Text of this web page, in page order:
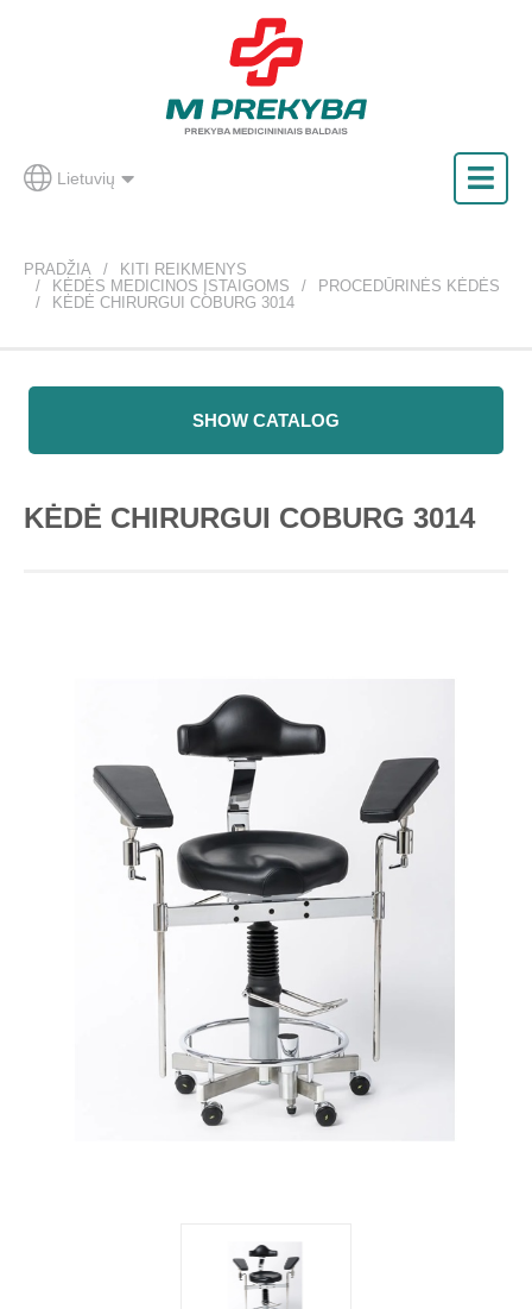
Lietuvių
PRADŽIA
KITI REIKMENYS
KĖDĖS MEDICINOS ĮSTAIGOMS
PROCEDŪRINĖS KĖDĖS
KĖDĖ CHIRURGUI COBURG 3014
SHOW CATALOG
KĖDĖ CHIRURGUI COBURG 3014